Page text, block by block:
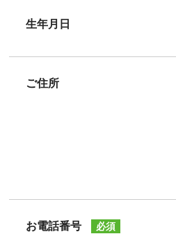
生年月日
ご住所
お電話番号 必須